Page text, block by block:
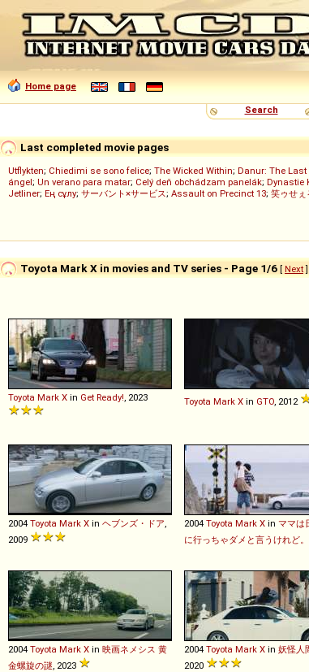
Home page
Search
Last completed movie pages
Utflykten; Chiedimi se sono felice; The Wicked Within; Danur: The Last
ángel; Un verano para matar; Celý deň obchádzam panelák; Dynastie
Jetliner; Ең сұлу; サーバント×サービス; Assault on Precinct 13; 笑ゥせぇ
Toyota Mark X in movies and TV series - Page 1/6 [ Next]
Toyota Mark X in Get Ready! , 2023 Toyota Mark X in GTO , 2012
2004 Toyota Mark X in ヘブンズ・ドア
2009
2004 Toyota Mark X in ママは
に行っちゃダメと言うけれど。
2004 Toyota Mark X in 映画ネメシス 黄
金螺旋の謎 , 2023
2004 Toyota Mark X in 妖怪人
2020